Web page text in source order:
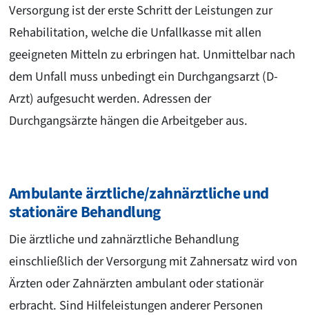
Versorgung ist der erste Schritt der Leistungen zur
Rehabilitation, welche die Unfallkasse mit allen
geeigneten Mitteln zu erbringen hat. Unmittelbar nach
dem Unfall muss unbedingt ein Durchgangsarzt (D-
Arzt) aufgesucht werden. Adressen der
Durchgangsärzte hängen die Arbeitgeber aus.
Ambulante ärztliche/zahnärztliche und
stationäre Behandlung
Die ärztliche und zahnärztliche Behandlung
einschließlich der Versorgung mit Zahnersatz wird von
Ärzten oder Zahnärzten ambulant oder stationär
erbracht. Sind Hilfeleistungen anderer Personen